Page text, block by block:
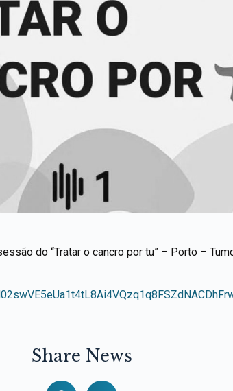
do “Tratar o cancro por tu” – Porto –
Share News